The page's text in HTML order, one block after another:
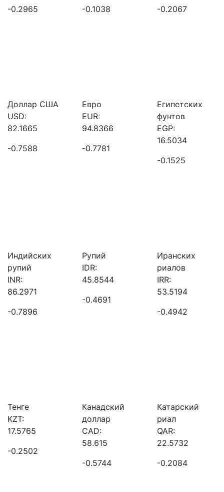
-0.2965
-0.1038
-0.2067
Доллар США
USD:
82.1665
-0.7588
Евро
EUR:
94.8366
-0.7781
Египетских
фунтов
EGP:
16.5034
-0.1525
Индийских
рупий
INR:
86.2971
-0.7896
Рупий
IDR:
45.8544
-0.4691
Иранских
риалов
IRR:
53.5194
-0.4942
Тенге
KZT:
17.5765
-0.2502
Канадский
доллар
CAD:
58.615
-0.5744
Катарский
риал
QAR:
22.5732
-0.2084